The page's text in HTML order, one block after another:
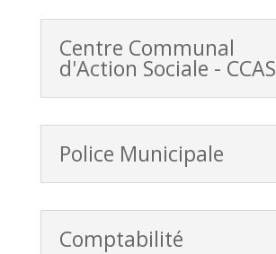
Centre Communal
d'Action Sociale - CCAS
Police Municipale
Comptabilité